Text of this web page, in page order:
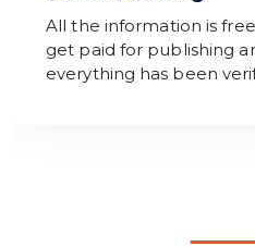
All the information is
get paid for publishing
everything has been